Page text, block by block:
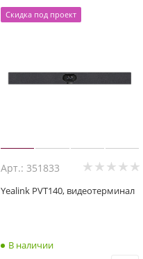
Скидка под проект
Арт.: 351833
Yealink PVT140, видеотерминал
В наличии